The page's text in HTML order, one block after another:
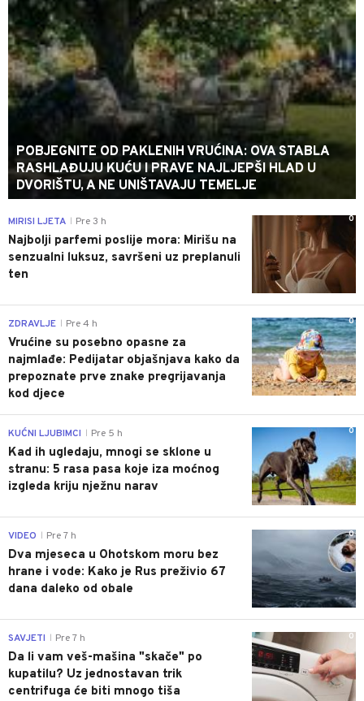
POBJEGNITE OD PAKLENIH VRUĆINA: OVA STABLA
RASHLAĐUJU KUĆU I PRAVE NAJLJEPŠI HLAD U
DVORIŠTU, A NE UNIŠTAVAJU TEMELJE
0
MIRISI LJETA Pre 3 h
Najbolji parfemi poslije mora: Mirišu na
senzualni luksuz, savršeni uz preplanuli
ten
0
ZDRAVLJE Pre 4 h
Vrućine su posebno opasne za
najmlađe: Pedijatar objašnjava kako da
prepoznate prve znake pregrijavanja
kod djece
0
KUĆNI LJUBIMCI Pre 5 h
Kad ih ugledaju, mnogi se sklone u
stranu: 5 rasa pasa koje iza moćnog
izgleda kriju nježnu narav
0
VIDEO Pre 7 h
Dva mjeseca u Ohotskom moru bez
hrane i vode: Kako je Rus preživio 67
dana daleko od obale
0
SAVJETI Pre 7 h
Da li vam veš-mašina "skače" po
kupatilu? Uz jednostavan trik
centrifuga će biti mnogo tiša